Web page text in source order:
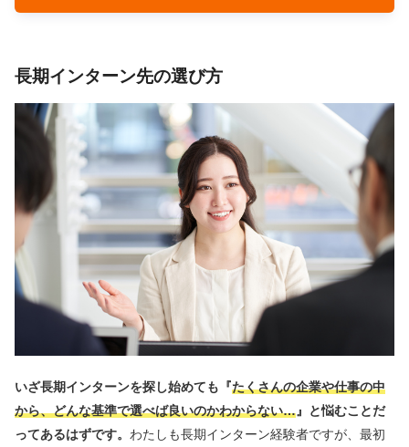
長期インターン先の選び方
いざ長期インターンを探し始めても『たくさんの企業や仕事の中
から、どんな基準で選べば良いのかわからない…』と悩むことだ
ってあるはずです。 わたしも長期インターン経験者ですが、最初